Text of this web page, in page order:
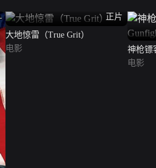
正片
大地惊雷（True Grit）
电影
神枪镖
电影